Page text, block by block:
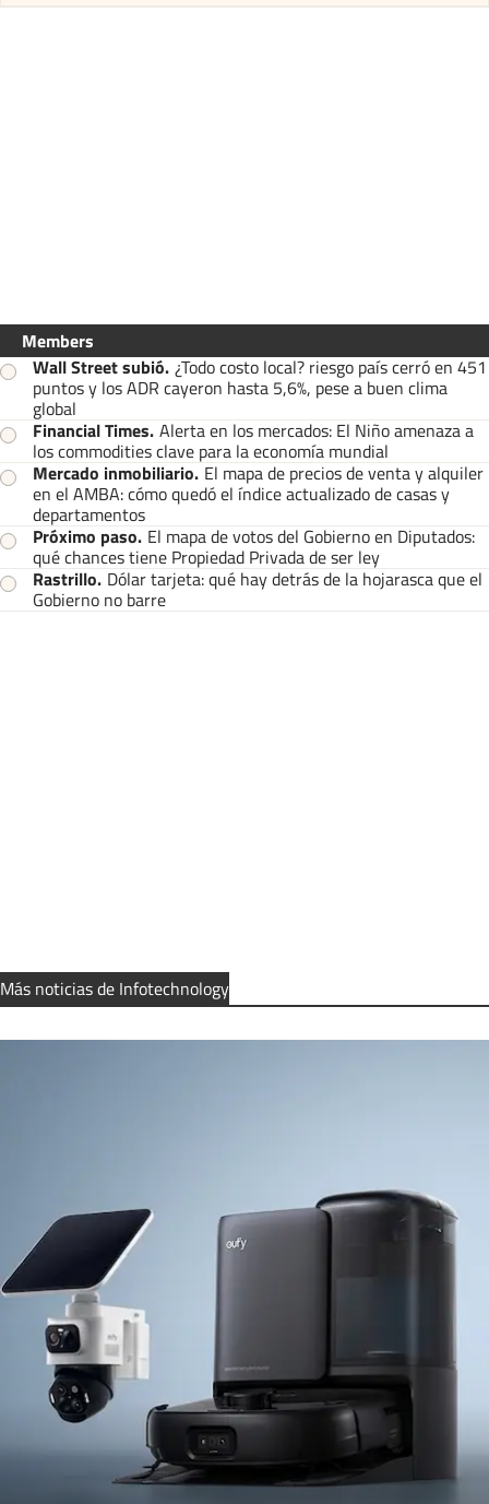
Members
Wall Street subió. ¿Todo costo local? riesgo país cerró en 451
puntos y los ADR cayeron hasta 5,6%, pese a buen clima
global
Financial Times. Alerta en los mercados: El Niño amenaza a
los commodities clave para la economía mundial
Mercado inmobiliario. El mapa de precios de venta y alquiler
en el AMBA: cómo quedó el índice actualizado de casas y
departamentos
Próximo paso. El mapa de votos del Gobierno en Diputados:
qué chances tiene Propiedad Privada de ser ley
Rastrillo. Dólar tarjeta: qué hay detrás de la hojarasca que el
Gobierno no barre
Más noticias de Infotechnology